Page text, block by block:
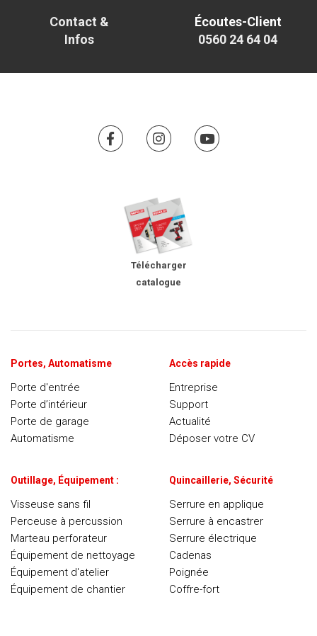
Contact &
Infos
Écoutes-Client
0560 24 64 04
Télécharger
catalogue
Portes, Automatisme
Porte d'entrée
Porte d’intérieur
Porte de garage
Automatisme
Accès rapide
Entreprise
Support
Actualité
Déposer votre CV
Outillage, Équipement :
Visseuse sans fil
Perceuse à percussion
Marteau perforateur
Équipement de nettoyage
Équipement d'atelier
Équipement de chantier
Quincaillerie, Sécurité
Serrure en applique
Serrure à encastrer
Serrure électrique
Cadenas
Poignée
Coffre-fort